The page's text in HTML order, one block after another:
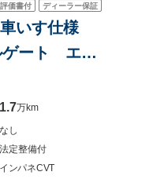
価書付 ディーラー保証
いす仕様
ート エン
1.7万km
なし
法定整備付
インパネCVT